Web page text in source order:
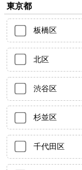
東京都
板橋区
北区
渋谷区
杉並区
千代田区